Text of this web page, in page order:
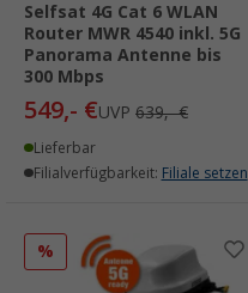
Selfsat 4G Cat 6 WLAN
Router MWR 4540 inkl. 5G
Panorama Antenne bis
300 Mbps
549,- €UVP 639,- €
Lieferbar
Filialverfügbarkeit: Filiale setzen
%